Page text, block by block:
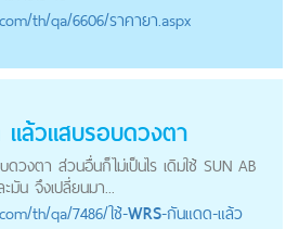
/th/qa/6606/ราคายา.aspx
ล้วแสบรอบดวงตา
วงตา ส่วนอื่นก็ไม่เป็นไร เดิมใช้ SUN AB
มัน จึงเปลี่ยนมา...
/th/qa/7486/ใช้-WRS-กันแดด-แล้ว